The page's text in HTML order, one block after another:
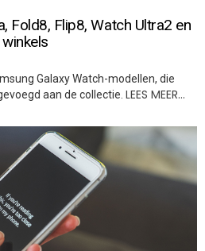
Fold8, Flip8, Watch Ultra2 en
Galaxy Watch-modellen, die
aan de collectie. LEES MEER…